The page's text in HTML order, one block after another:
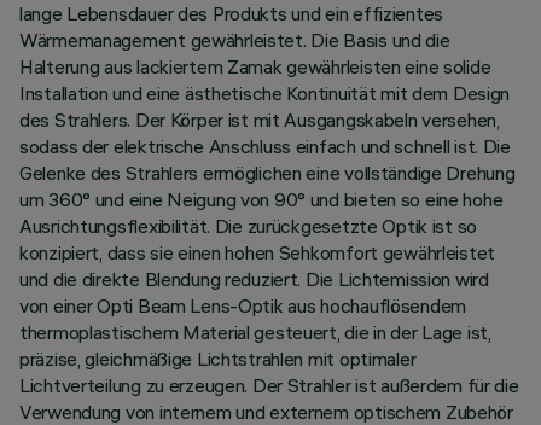
lange Lebensdauer des Produkts und ein effizientes
Wärmemanagement gewährleistet. Die Basis und die
Halterung aus lackiertem Zamak gewährleisten eine solide
Installation und eine ästhetische Kontinuität mit dem Design
des Strahlers. Der Körper ist mit Ausgangskabeln versehen,
sodass der elektrische Anschluss einfach und schnell ist. Die
Gelenke des Strahlers ermöglichen eine vollständige Drehung
um 360° und eine Neigung von 90° und bieten so eine hohe
Ausrichtungsflexibilität. Die zurückgesetzte Optik ist so
konzipiert, dass sie einen hohen Sehkomfort gewährleistet
und die direkte Blendung reduziert. Die Lichtemission wird
von einer Opti Beam Lens-Optik aus hochauflösendem
thermoplastischem Material gesteuert, die in der Lage ist,
präzise, gleichmäßige Lichtstrahlen mit optimaler
Lichtverteilung zu erzeugen. Der Strahler ist außerdem für die
Verwendung von internem und externem optischem Zubehör